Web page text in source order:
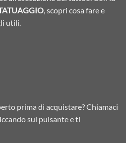
, scopri cosa fare e
utili.
prima di acquistare? Chiamaci
sul pulsante e ti